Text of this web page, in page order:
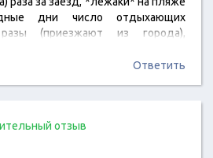
дни число отдыхающих
(приезжают из города),
нечего. Если Вы едите со
Ответить
отзыв